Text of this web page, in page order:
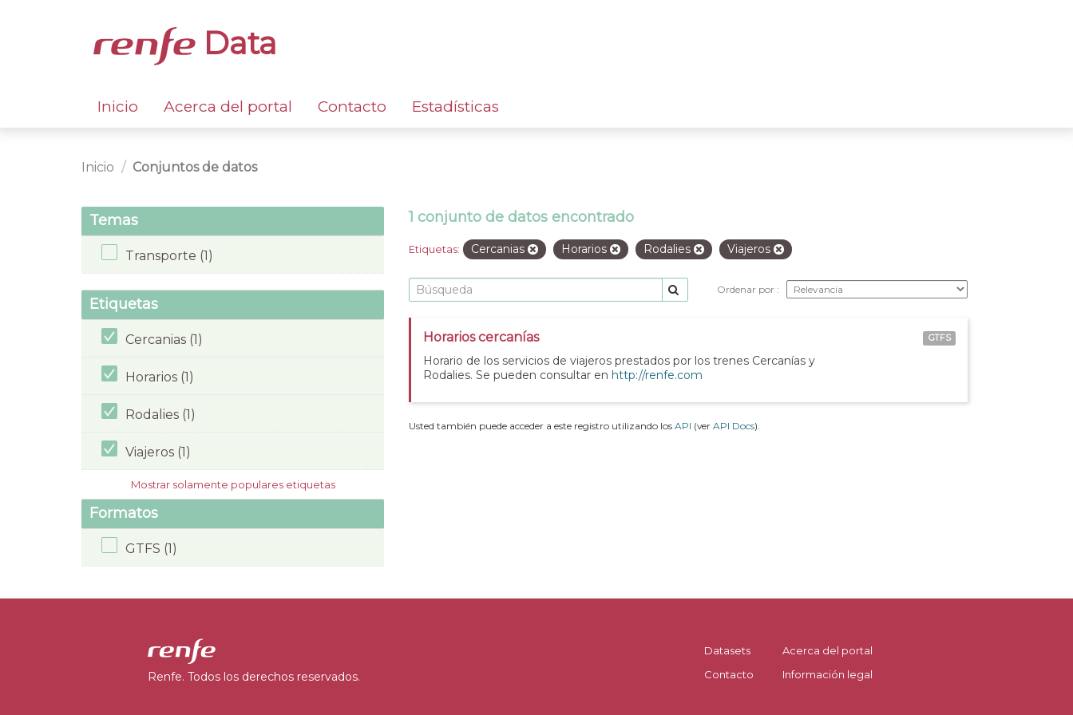
Data
Inicio Acerca del portal Contacto Estadísticas
Inicio Conjuntos de datos
Temas
Transporte (1)
Etiquetas
Cercanias (1)
Horarios (1)
Rodalies (1)
Viajeros (1)
Mostrar solamente populares etiquetas
Formatos
GTFS (1)
1 conjunto de datos encontrado
Etiquetas: Cercanias Horarios Rodalies Viajeros
Ordenar por
Horarios cercanías
Horario de los servicios de viajeros prestados por los trenes Cercanías y
Rodalies. Se pueden consultar en http://renfe.com
GTFS
Usted también puede acceder a este registro utilizando los API (ver API Docs).
Renfe. Todos los derechos reservados.
Datasets
Contacto
Acerca del portal
Información legal